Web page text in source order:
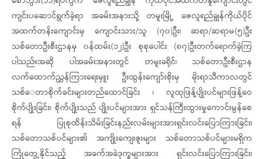
ကျင်းပဆောင်ရွက်ခဲ့ရာ အခမ်းအနားသို့ ‌တမူးမြို့ ဇေလူရည်ချွန်ကိုယ်ပိုင်
အထက်တန်းကျောင်းမှ ကျောင်းသား/သူ (၇၀)ဦး၊ ဆရာ/ဆရာမ(၅)ဦး
သစ်တောဦးစီးဌာနမှ ၀န်ထမ်း(၁၂)ဦး စု‌စုပေါင်း (၈၇)ဦးတက်ရောက်ခဲ့ကြ
ပါသည်။အဆို ပါအခမ်းအနားတွင် တမူးခရိုင်၊ သစ်တောဦးစီးဌာန
လက်ထောက်ညွှန်ကြားရေးမှူး ဦးထွန်းကျော်းစိုးမှ မိုးရာသီကာလတွင်
သစ်‌ေတာစိုက်ခင်းများတည်ထောင်ခြင်း ၊ လူထုဖြန့်ပျိုးပင်များဖြန့်ဝေ
စိုက်ပျိုးခြင်း၊ စိုက်ပျိုးသည် ပျိုးပင်များအား ရှင်သန်ကြီးထွားမှုကောင်းမွန်စေ
ရန် ပြုစုထိန်းသိမ်းခြင်းနည်းလမ်းများအားရှင်းလင်းပြောကြားခြင်း၊
သစ်တောသစ်ပင်များ၏ အကျိုးကျေးဇူးများ သစ်တောသစ်ပင်များမရှိက
ကြုံတွေ့နိုင်သည့် အခက်အခဲဒုက္ခများအား ရှင်းလင်းပြောကြားခြင်း၊